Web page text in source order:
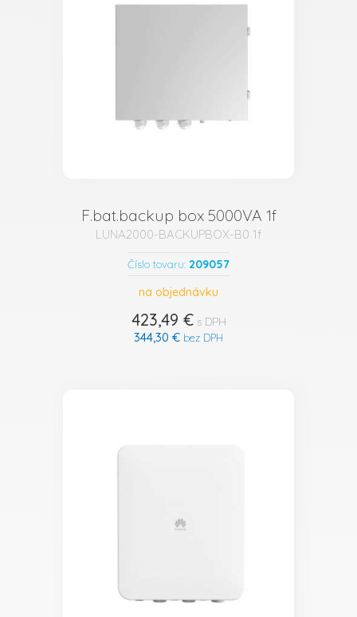
F.bat.backup box 5000VA 1f
LUNA2000-BACKUPBOX-B0 1f
Číslo tovaru: 209057
na objednávku
423,49 €s DPH
344,30 € bez DPH